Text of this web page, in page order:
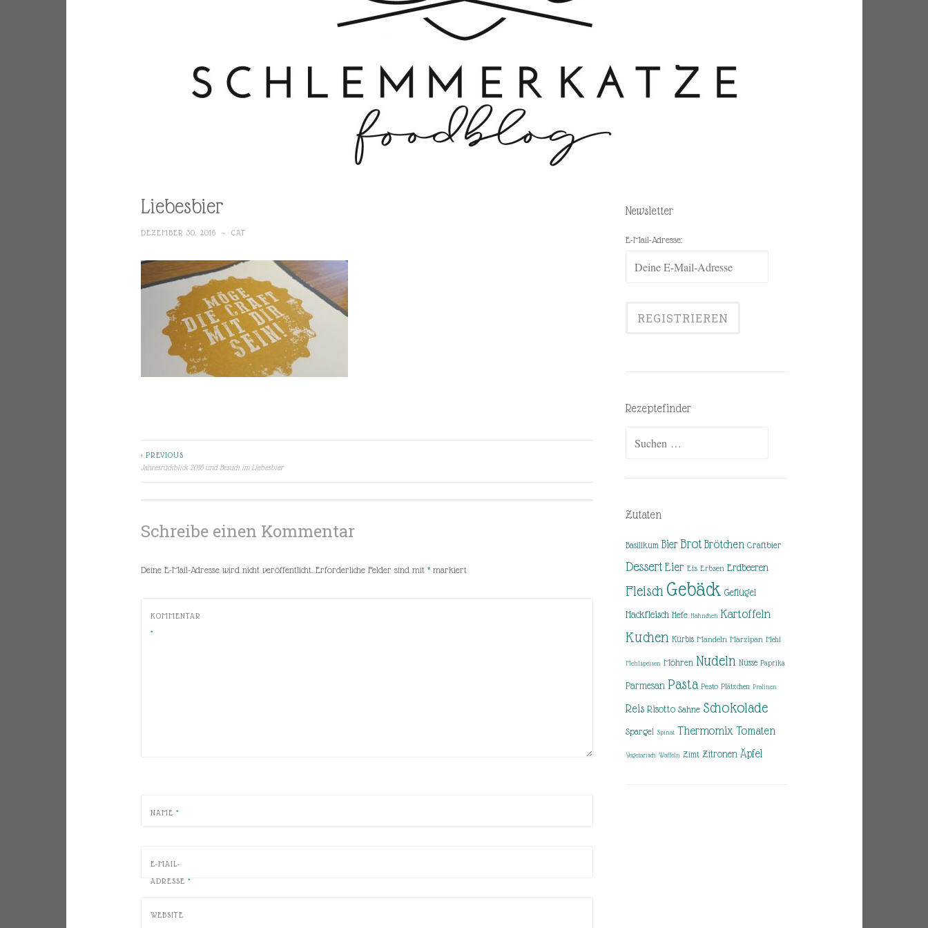
Liebesbier
DEZEMBER 30, 2016 ~ CAT
Beitragsnavigation
< PREVIOUS
Jahresrückblick 2016 und Besuch im Liebesbier
Schreibe einen Kommentar
Deine E-Mail-Adresse wird nicht veröffentlicht. Erforderliche Felder sind mit *markiert
KOMMENTAR
*
NAME *
E-MAIL-
ADRESSE *
WEBSITE
Newsletter
E-Mail-Adresse:
Rezeptefinder
Zutaten
Basilikum Bier Brot Brötchen Craftbier
Dessert Eier Eis Erbsen Erdbeeren
Fleisch Gebäck Geflügel
Hackfleisch Hefe Hähnchen Kartoffeln
Kuchen Kürbis Mandeln Marzipan Mehl
Mehlspeisen Möhren Nudeln Nüsse Paprika
Parmesan Pasta Pesto Plätzchen Pralinen
Reis Risotto Sahne Schokolade
Spargel Spinat Thermomix Tomaten
Vegetarisch Waffeln Zimt Zitronen Äpfel